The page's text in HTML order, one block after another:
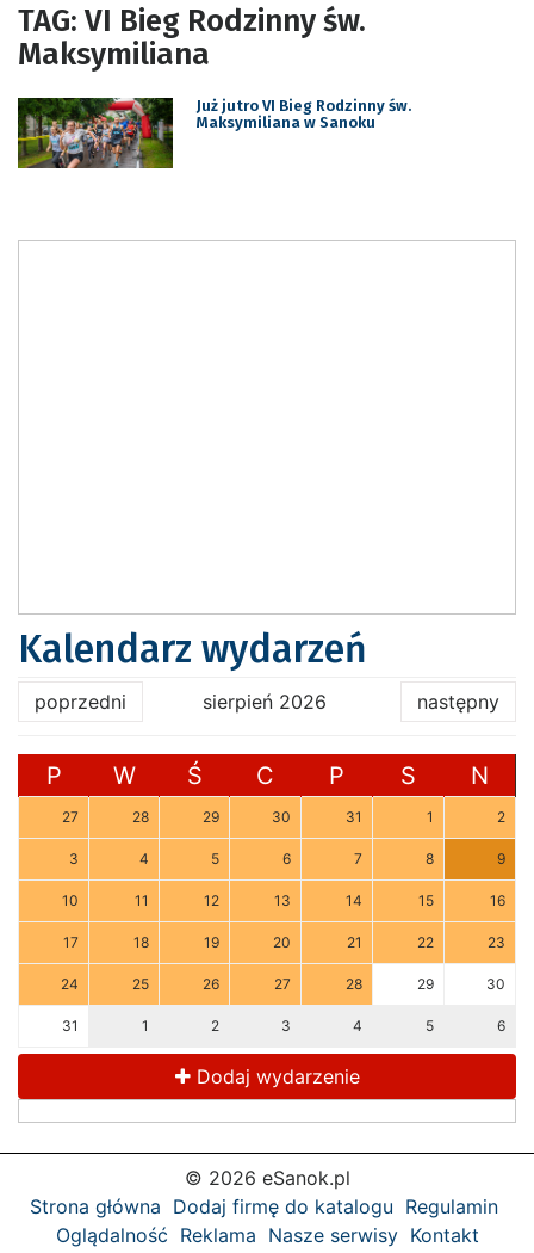
TAG: VI Bieg Rodzinny św.
Maksymiliana
Już jutro VI Bieg Rodzinny św.
Maksymiliana w Sanoku
Kalendarz wydarzeń
poprzedni sierpień 2026 następny
P W Ś C P S N
27 28 29 30 31 1 2
3 4 5 6 7 8 9
10 11 12 13 14 15 16
17 18 19 20 21 22 23
24 25 26 27 28 29 30
31 1 2 3 4 5 6
Dodaj wydarzenie
© 2026 eSanok.pl
Strona główna Dodaj firmę do katalogu Regulamin
Oglądalność Reklama Nasze serwisy Kontakt